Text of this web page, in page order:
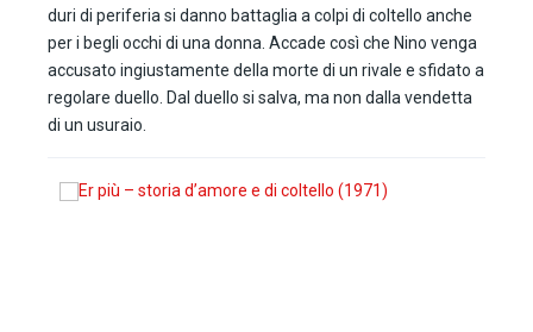
duri di periferia si danno battaglia a colpi di coltello anche
per i begli occhi di una donna. Accade così che Nino venga
accusato ingiustamente della morte di un rivale e sfidato a
regolare duello. Dal duello si salva, ma non dalla vendetta
di un usuraio.